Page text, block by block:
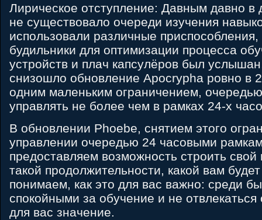
Лирическое отступление: Давным давно в
не существовало очереди изучения
использовали различные
будильники для оптимизации процесса
устройств и плач капсулёров был
снизошло обновление Apocrypha ровно в
одним маленьким ограничением,
управлять не более чем в рамках 24-х
В обновлении Phoebe, снятием этого
управлении очередью 24 часовыми
предоставляем возможность строить свой
такой продолжительности, какой вам
понимаем, как это для вас важно: среди
спокойными за обучение и не отвлекаться
для вас значение.